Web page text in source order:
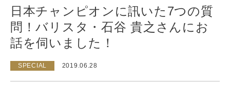
日本チャンピオンに訊いた7つの質
問！バリスタ・石谷 貴之さんにお
話を伺いました！
SPECIAL 2019.06.28